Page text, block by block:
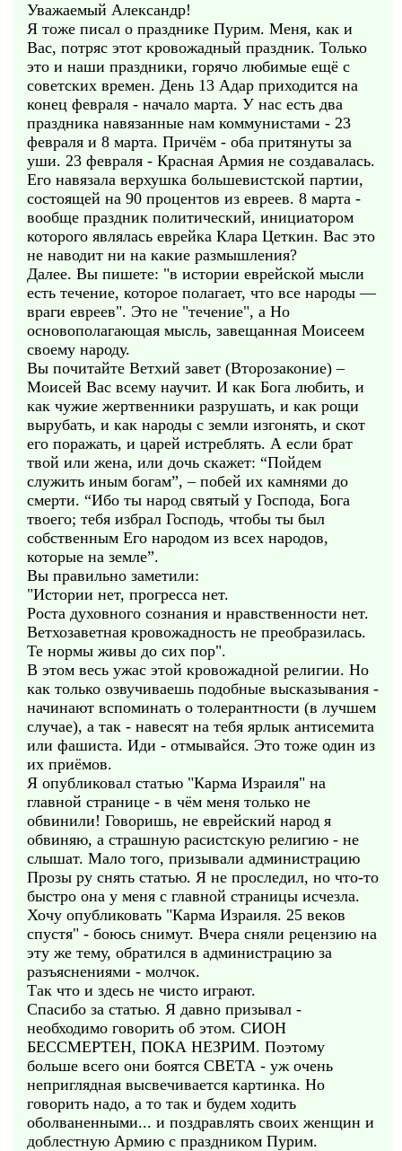
Уважаемый Александр!
Я тоже писал о празднике Пурим. Меня, как и
Вас, потряс этот кровожадный праздник. Только
это и наши праздники, горячо любимые ещё с
советских времен. День 13 Адар приходится на
конец февраля - начало марта. У нас есть два
праздника навязанные нам коммунистами - 23
февраля и 8 марта. Причём - оба притянуты за
уши. 23 февраля - Красная Армия не создавалась.
Его навязала верхушка большевистской партии,
состоящей на 90 процентов из евреев. 8 марта -
вообще праздник политический, инициатором
которого являлась еврейка Клара Цеткин. Вас это
не наводит ни на какие размышления?
Далее. Вы пишете: "в истории еврейской мысли
есть течение, которое полагает, что все народы —
враги евреев". Это не "течение", а Но
основополагающая мысль, завещанная Моисеем
своему народу.
Вы почитайте Ветхий завет (Второзаконие) –
Моисей Вас всему научит. И как Бога любить, и
как чужие жертвенники разрушать, и как рощи
вырубать, и как народы с земли изгонять, и скот
его поражать, и царей истреблять. А если брат
твой или жена, или дочь скажет: “Пойдем
служить иным богам”, – побей их камнями до
смерти. “Ибо ты народ святый у Господа, Бога
твоего; тебя избрал Господь, чтобы ты был
собственным Его народом из всех народов,
которые на земле”.
Вы правильно заметили:
"Истории нет, прогресса нет.
Роста духовного сознания и нравственности нет.
Ветхозаветная кровожадность не преобразилась.
Те нормы живы до сих пор".
В этом весь ужас этой кровожадной религии. Но
как только озвучиваешь подобные высказывания -
начинают вспоминать о толерантности (в лучшем
случае), а так - навесят на тебя ярлык антисемита
или фашиста. Иди - отмывайся. Это тоже один из
их приёмов.
Я опубликовал статью "Карма Израиля" на
главной странице - в чём меня только не
обвинили! Говоришь, не еврейский народ я
обвиняю, а страшную расистскую религию - не
слышат. Мало того, призывали администрацию
Прозы ру снять статью. Я не проследил, но что-то
быстро она у меня с главной страницы исчезла.
Хочу опубликовать "Карма Израиля. 25 веков
спустя" - боюсь снимут. Вчера сняли рецензию на
эту же тему, обратился в администрацию за
разъяснениями - молчок.
Так что и здесь не чисто играют.
Спасибо за статью. Я давно призывал -
необходимо говорить об этом. СИОН
БЕССМЕРТЕН, ПОКА НЕЗРИМ. Поэтому
больше всего они боятся СВЕТА - уж очень
неприглядная высвечивается картинка. Но
говорить надо, а то так и будем ходить
оболваненными... и поздравлять своих женщин и
доблестную Армию с праздником Пурим.